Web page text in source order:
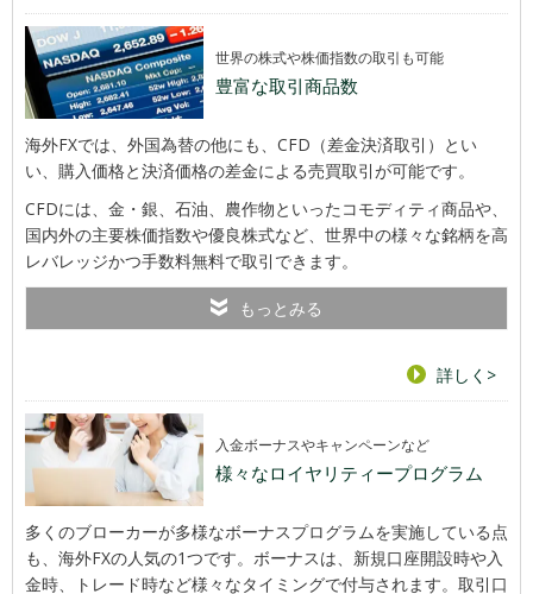
世界の株式や株価指数の取引も可能
豊富な取引商品数
海外FXでは、外国為替の他にも、CFD（差金決済取引）とい
い、購入価格と決済価格の差金による売買取引が可能です。
CFDには、金・銀、石油、農作物といったコモディティ商品や、
国内外の主要株価指数や優良株式など、世界中の様々な銘柄を高
レバレッジかつ手数料無料で取引できます。
もっとみる
詳しく>
入金ボーナスやキャンペーンなど
様々なロイヤリティープログラム
多くのブローカーが多様なボーナスプログラムを実施している点
も、海外FXの人気の1つです。ボーナスは、新規口座開設時や入
金時、トレード時など様々なタイミングで付与されます。取引口